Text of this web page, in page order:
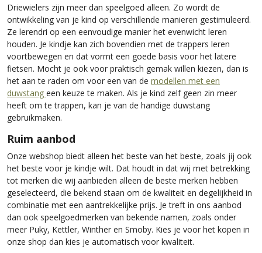
Driewielers zijn meer dan speelgoed alleen. Zo wordt de
ontwikkeling van je kind op verschillende manieren gestimuleerd.
Ze lerendri op een eenvoudige manier het evenwicht leren
houden. Je kindje kan zich bovendien met de trappers leren
voortbewegen en dat vormt een goede basis voor het latere
fietsen. Mocht je ook voor praktisch gemak willen kiezen, dan is
het aan te raden om voor een van de modellen met een
duwstang een keuze te maken. Als je kind zelf geen zin meer
heeft om te trappen, kan je van de handige duwstang
gebruikmaken.
Ruim aanbod
Onze webshop biedt alleen het beste van het beste, zoals jij ook
het beste voor je kindje wilt. Dat houdt in dat wij met betrekking
tot merken die wij aanbieden alleen de beste merken hebben
geselecteerd, die bekend staan om de kwaliteit en degelijkheid in
combinatie met een aantrekkelijke prijs. Je treft in ons aanbod
dan ook speelgoedmerken van bekende namen, zoals onder
meer Puky, Kettler, Winther en Smoby. Kies je voor het kopen in
onze shop dan kies je automatisch voor kwaliteit.